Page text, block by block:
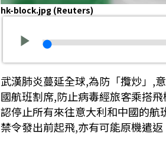
hk-block.jpg (Reuters)
武漢肺炎蔓延全球,為防「攬炒」,
國航班割席,防止病毒經旅客乘搭
認停止所有來往意大利和中國的
禁令發出前起飛,亦有可能原機遣